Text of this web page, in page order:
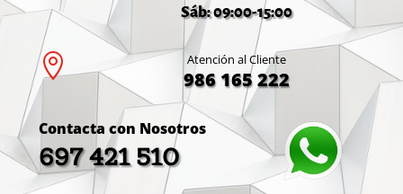
Sáb: 09:00-15:00
 Atención al Cliente
986 165 222
Contacta con Nosotros
697 421 510